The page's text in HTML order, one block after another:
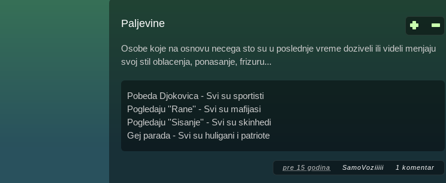
Paljevine
Osobe koje na osnovu necega sto su u poslednje vreme doziveli ili videli menjaju
svoj stil oblacenja, ponasanje, frizuru...
Pobeda Djokovica - Svi su sportisti
Pogledaju ''Rane'' - Svi su mafijasi
Pogledaju ''Sisanje'' - Svi su skinhedi
Gej parada - Svi su huligani i patriote
pre 15 godina SamoVoziiiii 1 komentar